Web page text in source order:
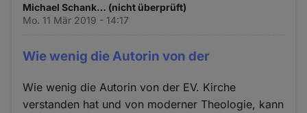
Michael Schank… (nicht überprüft)
Mo. 11 Mär 2019 - 14:17
Wie wenig die Autorin von der
Wie wenig die Autorin von der EV. Kirche
verstanden hat und von moderner Theologie, kann